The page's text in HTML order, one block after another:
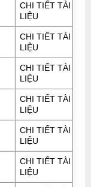
CHI TIẾT TÀI
LIỆU
CHI TIẾT TÀI
LIỆU
CHI TIẾT TÀI
LIỆU
CHI TIẾT TÀI
LIỆU
CHI TIẾT TÀI
LIỆU
CHI TIẾT TÀI
LIỆU